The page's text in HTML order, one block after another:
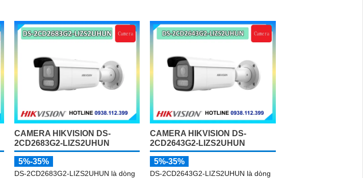
CAMERA HIKVISION DS-
2CD2683G2-LIZS2UHUN
5%-35%
DS-2CD2683G2-LIZS2UHUN là dòng
CAMERA HIKVISION DS-
2CD2643G2-LIZS2UHUN
5%-35%
DS-2CD2643G2-LIZS2UHUN là dòng